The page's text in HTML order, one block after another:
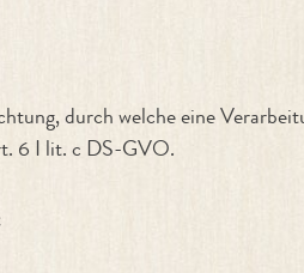
durch welche eine
6 I lit. c DS-GVO.